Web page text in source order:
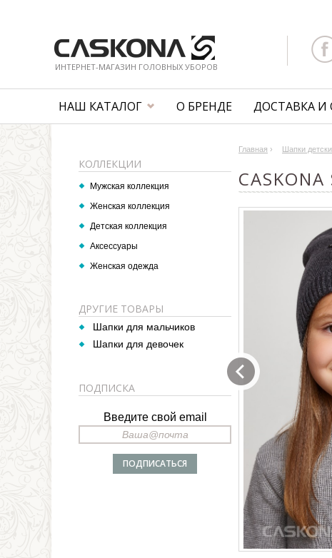
ИНТЕРНЕТ-МАГАЗИН ГОЛОВНЫХ УБОРОВ
НАШ КАТАЛОГ О БРЕНДЕ ДОСТАВКА И
Главная › Шапки
КОЛЛЕКЦИИ
Мужская коллекция
Женская коллекция
Детская коллекция
Аксессуары
Женская одежда
ДРУГИЕ ТОВАРЫ
Шапки для мальчиков
Шапки для девочек
ПОДПИСКА
Введите свой email